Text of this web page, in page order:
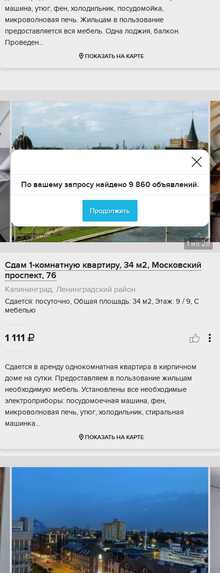
машина, утюг, фен, холодильник, посудомойка,
микроволновая печь. Жильцам в пользование
предоставляется вся мебель. Одна лоджия, балкон.
Проведен...
ПОКАЗАТЬ НА КАРТЕ
1из28
Сдам 1-комнатную квартиру, 34 м2, Московский
проспект, 76
Калининград, Ленинградский район
Сдается: посуточно, Общая площадь: 34 м2, Этаж: 9 / 9, С
мебелью
1 111 
Сдается в аренду однокомнатная квартира в кирпичном
доме на сутки. Предоставляем в пользование жильцам
необходимую мебель. Установлены все необходимые
электроприборы: посудомоечная машина, фен,
микроволновая печь, утюг, холодильник, стиральная
машинка...
ПОКАЗАТЬ НА КАРТЕ
По вашему запросу найдено 9 860 объявлений.
Продолжить